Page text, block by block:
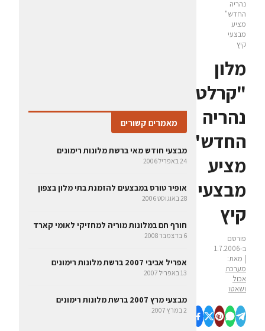
נהריה
החדש"
מציע
מבצעי
קיץ
מלון
"קרלטון
נהריה
החדש"
מציע
מבצעי
קיץ
פורסם
ב-1.7.2006
| מאת:
מערכת
אכול
ושאטו
מאמרים קשורים
מבצעי חודש מאי ברשת מלונות רימונים
24 באפריל 2006
אופיר טורס במבצעים להזמנת בתי מלון בצפון
28 באוגוסט 2006
חורף חם במלונות מוריה למחזיקי לאומי קארד
6 בדצמבר 2008
אפריל אביבי 2007 ברשת מלונות רימונים
13 באפריל 2007
מבצעי מרץ 2007 ברשת מלונות רימונים
2 במרץ 2007